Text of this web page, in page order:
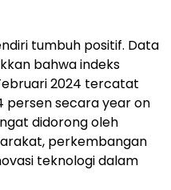
tumbuh positif. Data
bahwa indeks
2024 tercatat
persen secara year on
didorong oleh
perkembangan
teknologi dalam